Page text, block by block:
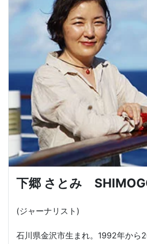
下郷 さとみ
(ジャーナリスト)
石川県金沢市生まれ。1992年から